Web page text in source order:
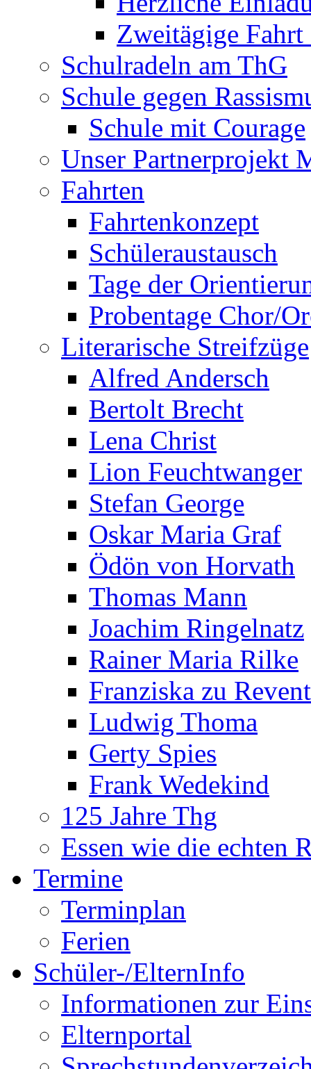
Zweitägige
Schulradeln am ThG
Schule gegen
Schule mit Courage
Unser Partnerprojekt
Fahrten
Fahrtenkonzept
Schüleraustausch
Tage der
Probentage Chor/
Literarische Streifzüge
Alfred Andersch
Bertolt Brecht
Lena Christ
Lion Feuchtwanger
Stefan George
Oskar Maria Graf
Ödön von Horvath
Thomas Mann
Joachim Ringelnatz
Rainer Maria Rilke
Franziska zu
Ludwig Thoma
Gerty Spies
Frank Wedekind
125 Jahre Thg
Essen wie die echten
Termine
Terminplan
Ferien
Schüler-/ElternInfo
Informationen zur
Elternportal